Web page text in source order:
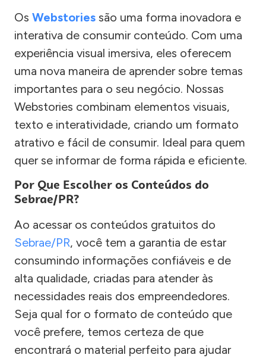
Os Webstories são uma forma inovadora e
interativa de consumir conteúdo. Com uma
experiência visual imersiva, eles oferecem
uma nova maneira de aprender sobre temas
importantes para o seu negócio. Nossas
Webstories combinam elementos visuais,
texto e interatividade, criando um formato
atrativo e fácil de consumir. Ideal para quem
quer se informar de forma rápida e eficiente.
Por Que Escolher os Conteúdos do
Sebrae/PR?
Ao acessar os conteúdos gratuitos do
Sebrae/PR, você tem a garantia de estar
consumindo informações confiáveis e de
alta qualidade, criadas para atender às
necessidades reais dos empreendedores.
Seja qual for o formato de conteúdo que
você prefere, temos certeza de que
encontrará o material perfeito para ajudar